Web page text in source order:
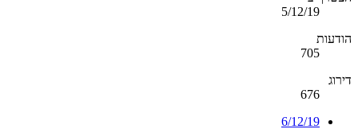
5/12/19
הודעות
705
דירוג
676
6/12/19